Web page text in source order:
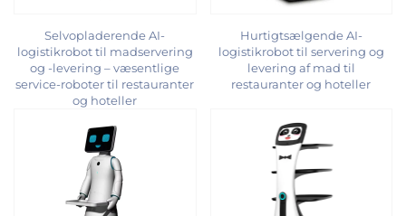
Selvopladerende AI-
logistikrobot til madservering
og -levering – væsentlige
service-roboter til restauranter
og hoteller
Hurtigtsælgende AI-
logistikrobot til servering og
levering af mad til
restauranter og hoteller